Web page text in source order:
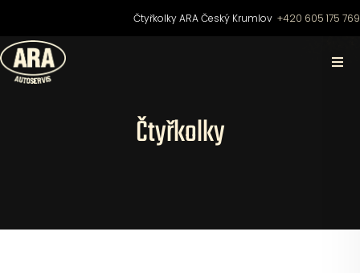
obsah
Čtyřkolky ARA Český Krumlov+420 605 175 769
Čtyřkolky